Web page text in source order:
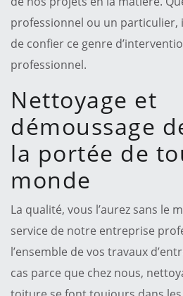
professionnel ou un particulier,
de confier ce genre
professionnel.
Nettoyage et
démoussage
la portée de
monde
La qualité, vous l’aurez sans le
service de notre entreprise
l’ensemble de vos travaux
cas parce que chez nous,